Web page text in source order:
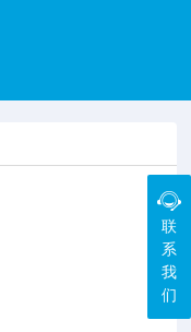
联
系
我
们